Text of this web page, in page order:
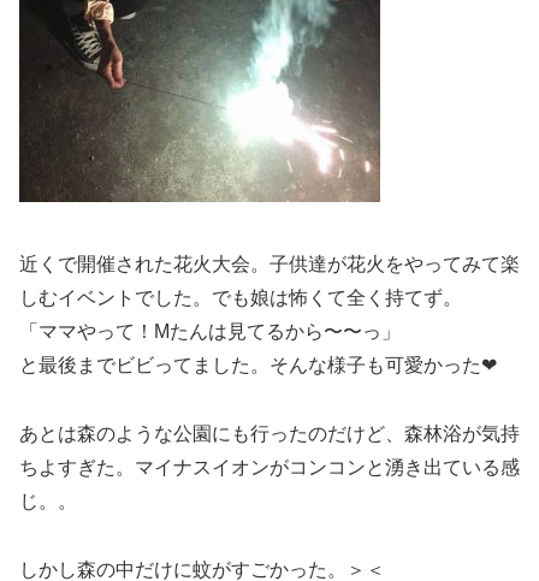
近くで開催された花火大会。子供達が花火をやってみて楽
しむイベントでした。でも娘は怖くて全く持てず。
「ママやって！Mたんは見てるから〜〜っ」
と最後までビビってました。そんな様子も可愛かった❤︎
あとは森のような公園にも行ったのだけど、森林浴が気持
ちよすぎた。マイナスイオンがコンコンと湧き出ている感
じ。。
しかし森の中だけに蚊がすごかった。＞＜